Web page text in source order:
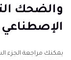
والضحك
الإصطناعي
يمكنك مراجعة الجزء